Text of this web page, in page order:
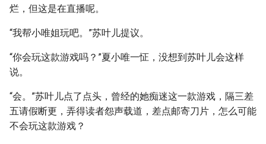
烂，但这是在直播呢。
“我帮小唯姐玩吧。”苏叶儿提议。
“你会玩这款游戏吗？”夏小唯一怔，没想到苏叶儿会这样
说。
“会。”苏叶儿点了点头，曾经的她痴迷这一款游戏，隔三差
五请假断更，弄得读者怨声载道，差点邮寄刀片，怎么可能
不会玩这款游戏？